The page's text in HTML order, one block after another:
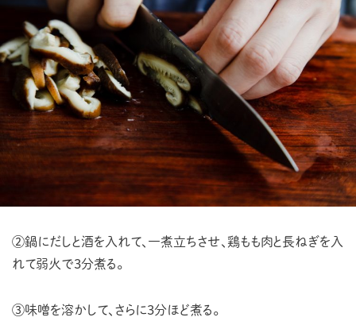
②鍋にだしと酒を入れて、一煮立ちさせ、鶏もも肉と長ねぎを入
れて弱火で3分煮る。
③味噌を溶かして、さらに3分ほど煮る。